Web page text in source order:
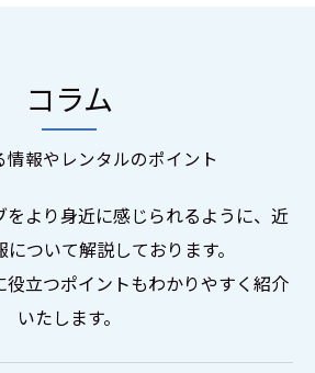
情報やレンタルのポイント
コラム
より身近に感じられるように、近
ついて解説しております。
役立つポイントもわかりやすく紹介
いたします。